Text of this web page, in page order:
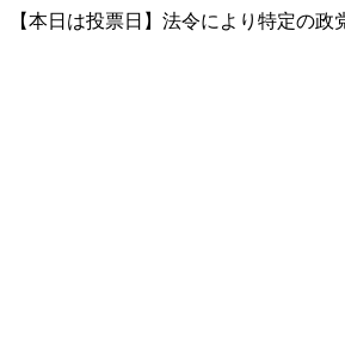
【本日は投票日】法令により特定の